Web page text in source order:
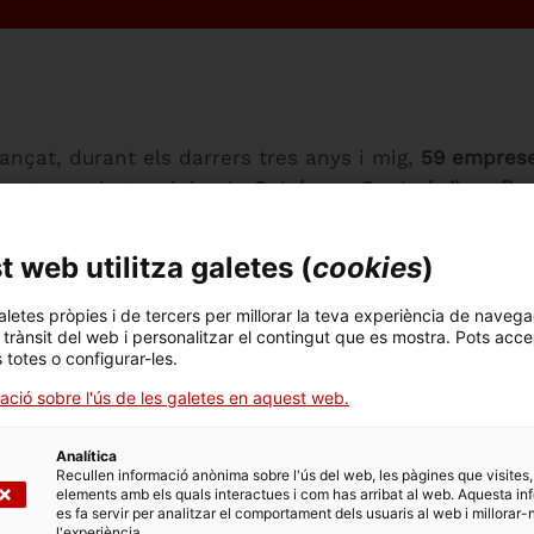
durant els darrers tres anys i mig, 59
mateix termini, a laCatalunya Central s’han
pública ha compartit aquestes dades en
al Museu d’Art Medieval de Vic (MEV) aquest
econòmics.
a càrrec de la consellera d’Economia i Hisenda,
català ha subratllat la necessitat que les
entès com un concepte ampli d’empresa,
econòmica, però també és important tenir
amb les quals treballa i amb l’entorn social”.
a una “circular” per reduir la petjada de CO2,
web utilitza galetes (cookies)
pròpies i de tercers per millorar la teva experiència de
del web i personalitzar el contingut que es mostra. Pots
totes o configurar-les.
sobre l'ús de les galetes en aquest web.
Analítica
Recullen informació anònima sobre l'ús del web, les pàgines que
elements amb els quals interactues i com has arribat al web. Aquesta
es fa servir per analitzar el comportament dels usuaris al web i millorar-